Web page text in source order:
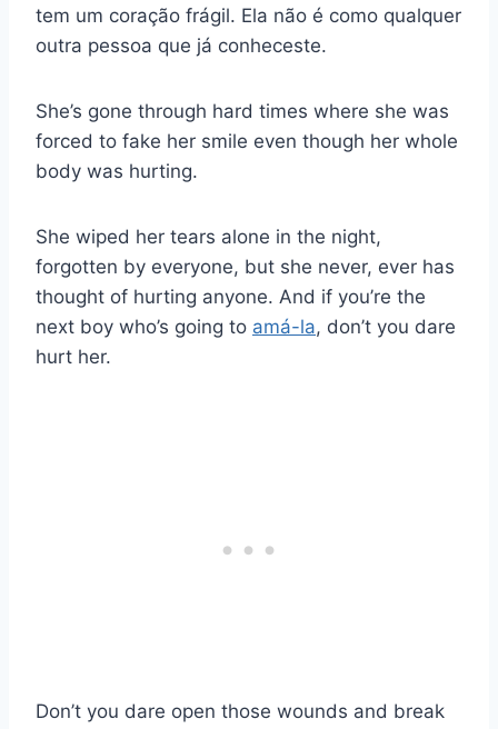
tem um coração frágil. Ela não é como qualquer
outra pessoa que já conheceste.
She’s gone through hard times where she was
forced to fake her smile even though her whole
body was hurting.
She wiped her tears alone in the night,
forgotten by everyone, but she never, ever has
thought of hurting anyone. And if you’re the
next boy who’s going to amá-la, don’t you dare
hurt her.
Don’t you dare open those wounds and break